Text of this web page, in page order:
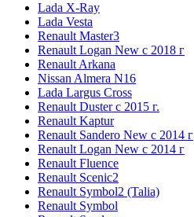
Lada X-Ray
Lada Vesta
Renault Master3
Renault Logan New с 2018 г
Renault Arkana
Nissan Almera N16
Lada Largus Cross
Renault Duster с 2015 г.
Renault Kaptur
Renault Sandero New с 2014 г
Renault Logan New с 2014 г
Renault Fluence
Renault Scenic2
Renault Symbol2 (Talia)
Renault Symbol